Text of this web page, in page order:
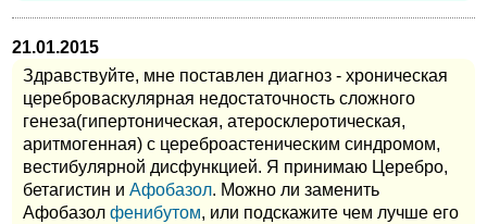
21.01.2015
Здравствуйте, мне поставлен диагноз - хроническая
цереброваскулярная недостаточность сложного
генеза(гипертоническая, атеросклеротическая,
аритмогенная) с цереброастеническим синдромом,
вестибулярной дисфункцией. Я принимаю Церебро,
бетагистин и Афобазол. Можно ли заменить
Афобазол фенибутом, или подскажите чем лучше его